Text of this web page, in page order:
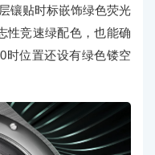
镶贴时标嵌饰绿色荧光
性竞速绿配色，也能确
时位置还设有绿色镂空